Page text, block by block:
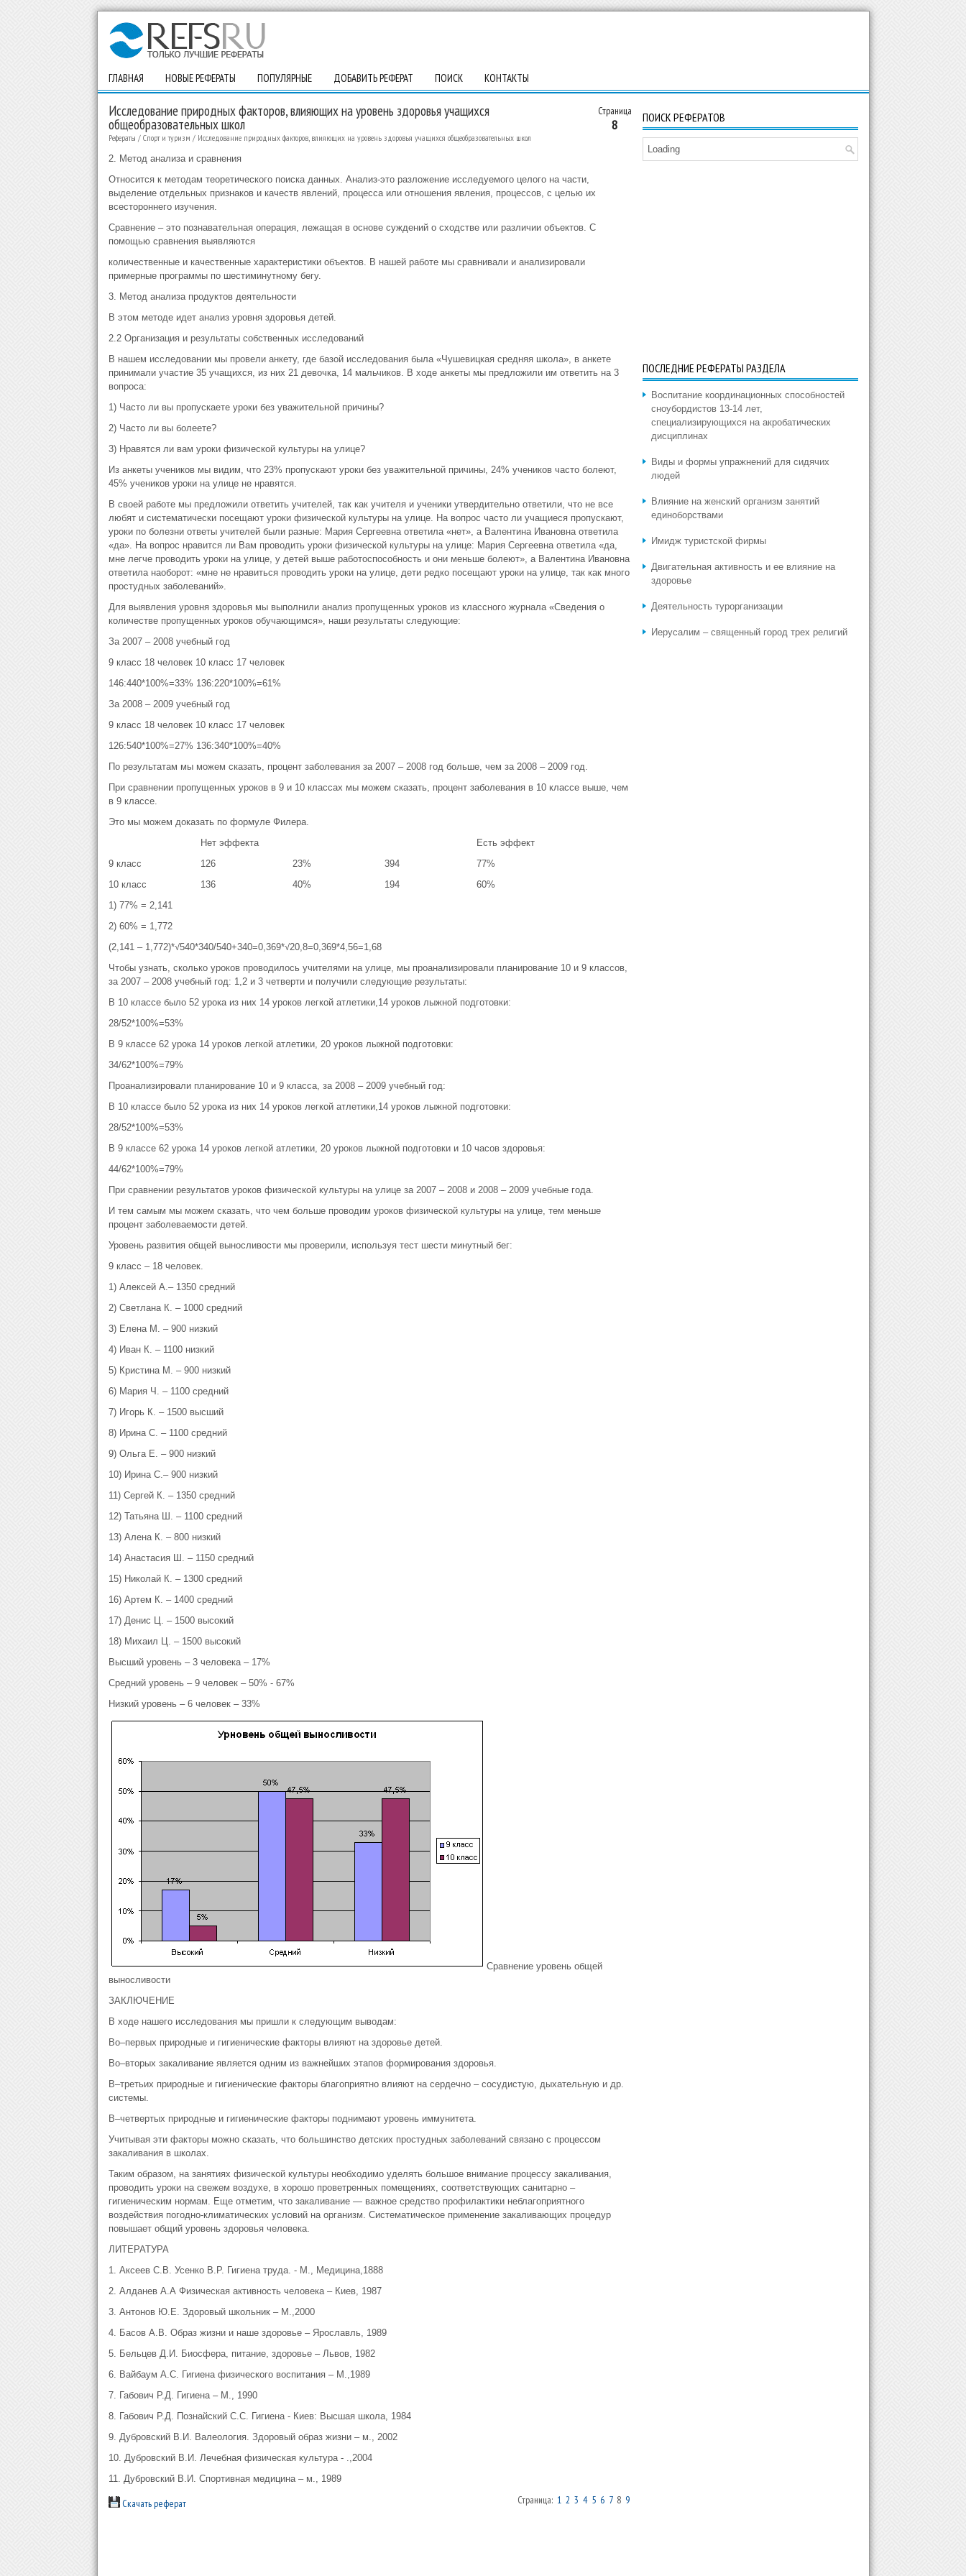
ГЛАВНАЯ НОВЫЕ РЕФЕРАТЫ ПОПУЛЯРНЫЕ ДОБАВИТЬ РЕФЕРАТ ПОИСК КОНТАКТЫ
Страница
8
Исследование природных факторов, влияющих на уровень здоровья учащихся
общеобразовательных школ
Рефераты / Спорт и туризм / Исследование природных факторов, влияющих на уровень здоровья учащихся общеобразовательных школ
2. Метод анализа и сравнения
Относится к методам теоретического поиска данных. Анализ-это разложение исследуемого целого на части,
выделение отдельных признаков и качеств явлений, процесса или отношения явления, процессов, с целью их
всестороннего изучения.
Сравнение – это познавательная операция, лежащая в основе суждений о сходстве или различии объектов. С
помощью сравнения выявляются
количественные и качественные характеристики объектов. В нашей работе мы сравнивали и анализировали
примерные программы по шестиминутному бегу.
3. Метод анализа продуктов деятельности
В этом методе идет анализ уровня здоровья детей.
2.2 Организация и результаты собственных исследований
В нашем исследовании мы провели анкету, где базой исследования была «Чушевицкая средняя школа», в анкете
принимали участие 35 учащихся, из них 21 девочка, 14 мальчиков. В ходе анкеты мы предложили им ответить на 3
вопроса:
1) Часто ли вы пропускаете уроки без уважительной причины?
2) Часто ли вы болеете?
3) Нравятся ли вам уроки физической культуры на улице?
Из анкеты учеников мы видим, что 23% пропускают уроки без уважительной причины, 24% учеников часто болеют,
45% учеников уроки на улице не нравятся.
В своей работе мы предложили ответить учителей, так как учителя и ученики утвердительно ответили, что не все
любят и систематически посещают уроки физической культуры на улице. На вопрос часто ли учащиеся пропускают,
уроки по болезни ответы учителей были разные: Мария Сергеевна ответила «нет», а Валентина Ивановна ответила
«да». На вопрос нравится ли Вам проводить уроки физической культуры на улице: Мария Сергеевна ответила «да,
мне легче проводить уроки на улице, у детей выше работоспособность и они меньше болеют», а Валентина Ивановна
ответила наоборот: «мне не нравиться проводить уроки на улице, дети редко посещают уроки на улице, так как много
простудных заболеваний».
Для выявления уровня здоровья мы выполнили анализ пропущенных уроков из классного журнала «Сведения о
количестве пропущенных уроков обучающимся», наши результаты следующие:
За 2007 – 2008 учебный год
9 класс 18 человек 10 класс 17 человек
146:440*100%=33% 136:220*100%=61%
За 2008 – 2009 учебный год
9 класс 18 человек 10 класс 17 человек
126:540*100%=27% 136:340*100%=40%
По результатам мы можем сказать, процент заболевания за 2007 – 2008 год больше, чем за 2008 – 2009 год.
При сравнении пропущенных уроков в 9 и 10 классах мы можем сказать, процент заболевания в 10 классе выше, чем
в 9 классе.
Это мы можем доказать по формуле Филера.
Нет эффекта
Есть эффект
9 класс
126 23% 394
77%
10 класс
136 40% 194
60%
1) 77% = 2,141
2) 60% = 1,772
(2,141 – 1,772)*√540*340/540+340=0,369*√20,8=0,369*4,56=1,68
Чтобы узнать, сколько уроков проводилось учителями на улице, мы проанализировали планирование 10 и 9 классов,
за 2007 – 2008 учебный год: 1,2 и 3 четверти и получили следующие результаты:
В 10 классе было 52 урока из них 14 уроков легкой атлетики,14 уроков лыжной подготовки:
28/52*100%=53%
В 9 классе 62 урока 14 уроков легкой атлетики, 20 уроков лыжной подготовки:
34/62*100%=79%
Проанализировали планирование 10 и 9 класса, за 2008 – 2009 учебный год:
В 10 классе было 52 урока из них 14 уроков легкой атлетики,14 уроков лыжной подготовки:
28/52*100%=53%
В 9 классе 62 урока 14 уроков легкой атлетики, 20 уроков лыжной подготовки и 10 часов здоровья:
44/62*100%=79%
При сравнении результатов уроков физической культуры на улице за 2007 – 2008 и 2008 – 2009 учебные года.
И тем самым мы можем сказать, что чем больше проводим уроков физической культуры на улице, тем меньше
процент заболеваемости детей.
Уровень развития общей выносливости мы проверили, используя тест шести минутный бег:
9 класс – 18 человек.
1) Алексей А.– 1350 средний
2) Светлана К. – 1000 средний
3) Елена М. – 900 низкий
4) Иван К. – 1100 низкий
5) Кристина М. – 900 низкий
6) Мария Ч. – 1100 средний
7) Игорь К. – 1500 высший
8) Ирина С. – 1100 средний
9) Ольга Е. – 900 низкий
10) Ирина С.– 900 низкий
11) Сергей К. – 1350 средний
12) Татьяна Ш. – 1100 средний
13) Алена К. – 800 низкий
14) Анастасия Ш. – 1150 средний
15) Николай К. – 1300 средний
16) Артем К. – 1400 средний
17) Денис Ц. – 1500 высокий
18) Михаил Ц. – 1500 высокий
Высший уровень – 3 человека – 17%
Средний уровень – 9 человек – 50% - 67%
Низкий уровень – 6 человек – 33%
Сравнение уровень общей
выносливости
ЗАКЛЮЧЕНИЕ
В ходе нашего исследования мы пришли к следующим выводам:
Во–первых природные и гигиенические факторы влияют на здоровье детей.
Во–вторых закаливание является одним из важнейших этапов формирования здоровья.
В–третьих природные и гигиенические факторы благоприятно влияют на сердечно – сосудистую, дыхательную и др.
системы.
В–четвертых природные и гигиенические факторы поднимают уровень иммунитета.
Учитывая эти факторы можно сказать, что большинство детских простудных заболеваний связано с процессом
закаливания в школах.
Таким образом, на занятиях физической культуры необходимо уделять большое внимание процессу закаливания,
проводить уроки на свежем воздухе, в хорошо проветренных помещениях, соответствующих санитарно –
гигиеническим нормам. Еще отметим, что закаливание — важное средство профилактики неблагоприятного
воздействия погодно-климатических условий на организм. Систематическое применение закаливающих процедур
повышает общий уровень здоровья человека.
ЛИТЕРАТУРА
1. Аксеев С.В. Усенко В.Р. Гигиена труда. - М., Медицина,1888
2. Алданев А.А Физическая активность человека – Киев, 1987
3. Антонов Ю.Е. Здоровый школьник – М.,2000
4. Басов А.В. Образ жизни и наше здоровье – Ярославль, 1989
5. Бельцев Д.И. Биосфера, питание, здоровье – Львов, 1982
6. Вайбаум А.С. Гигиена физического воспитания – М.,1989
7. Габович Р.Д. Гигиена – М., 1990
8. Габович Р.Д. Познайский С.С. Гигиена - Киев: Высшая школа, 1984
9. Дубровский В.И. Валеология. Здоровый образ жизни – м., 2002
10. Дубровский В.И. Лечебная физическая культура - .,2004
11. Дубровский В.И. Спортивная медицина – м., 1989
Скачать реферат Страница: 1 2 3 4 5 6 78 9
ПОИСК РЕФЕРАТОВ
Loading
ПОСЛЕДНИЕ РЕФЕРАТЫ РАЗДЕЛА
Воспитание координационных способностей
сноубордистов 13-14 лет,
специализирующихся на акробатических
дисциплинах
Виды и формы упражнений для сидячих
людей
Влияние на женский организм занятий
единоборствами
Имидж туристской фирмы
Двигательная активность и ее влияние на
здоровье
Деятельность турорганизации
Иерусалим – священный город трех религий